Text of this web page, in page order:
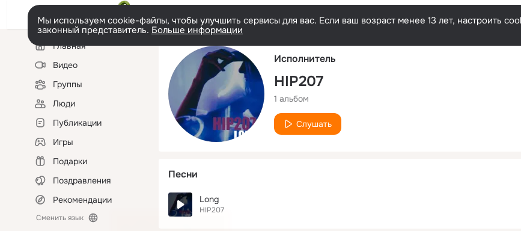
Мы используем cookie-файлы, чтобы улучшить сервисы для вас. Если ваш возраст менее 13 лет, настроить
законный представитель. Больше информации
Левая
колонкаГлавная
Видео
Группы
Люди
Публикации
Игры
Подарки
Поздравления
Рекомендации
Сменить язык
Исполнитель
HIP207
1 альбом
Слушать
Песни
Long
HIP207